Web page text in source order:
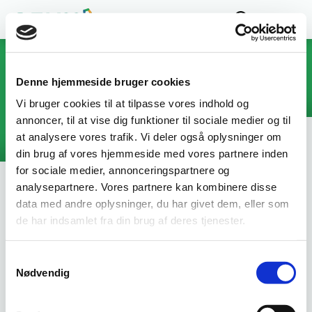
Denne hjemmeside bruger cookies
Vi bruger cookies til at tilpasse vores indhold og
annoncer, til at vise dig funktioner til sociale medier og til
at analysere vores trafik. Vi deler også oplysninger om
din brug af vores hjemmeside med vores partnere inden
for sociale medier, annonceringspartnere og
analysepartnere. Vores partnere kan kombinere disse
data med andre oplysninger, du har givet dem, eller som
de har indsamlet fra din brug af deres tjenester.
Nødvendig
Fællesudvalget for
Erhvervsrettede
Erhvervsuddannelser og AMU-uddannelser på
det pædagogiske område og social- og
sundhedsområdet
01-09-2024
Seks indsatser der øger
gennemførslen
Hvilke indsatser er effektive til at sikre, at flere
gennemfører og færre falder fra under hovedforløbet på